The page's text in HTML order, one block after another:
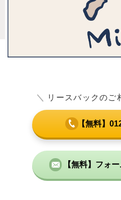
＼ リースバックのご
【無料】
【無料】フォ